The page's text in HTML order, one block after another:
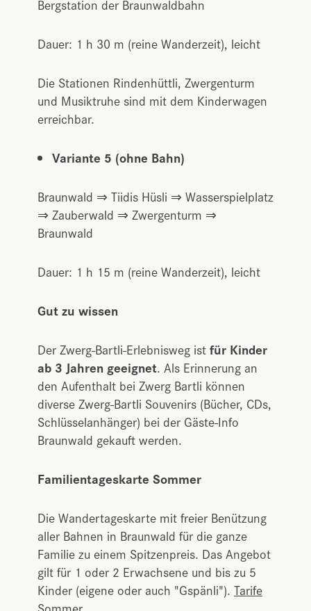
Bergstation der Braunwaldbahn
Dauer: 1 h 30 m (reine Wanderzeit), leicht
Die Stationen Rindenhüttli, Zwergenturm
und Musiktruhe sind mit dem Kinderwagen
erreichbar.
Variante 5 (ohne Bahn)
Braunwald ⇒ Tiidis Hüsli ⇒ Wasserspielplatz
⇒ Zauberwald ⇒ Zwergenturm ⇒
Braunwald
Dauer: 1 h 15 m (reine Wanderzeit), leicht
Gut zu wissen
Der Zwerg-Bartli-Erlebnisweg istfür Kinder
ab 3 Jahren geeignet. Als Erinnerung an
den Aufenthalt bei Zwerg Bartli können
diverse Zwerg-Bartli Souvenirs (Bücher, CDs,
Schlüsselanhänger) bei der Gäste-Info
Braunwald gekauft werden.
Familientageskarte Sommer
Die Wandertageskarte mit freier Benützung
aller Bahnen in Braunwald für die ganze
Familie zu einem Spitzenpreis. Das Angebot
gilt für 1 oder 2 Erwachsene und bis zu 5
Kinder (eigene oder auch "Gspänli"). Tarife